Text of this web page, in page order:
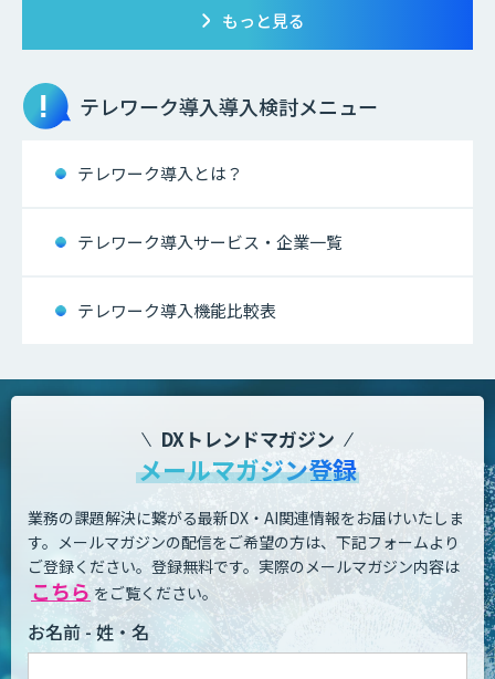
もっと見る
テレワーク導入導入検討メニュー
テレワーク導入とは？
テレワーク導入サービス・企業一覧
テレワーク導入機能比較表
DXトレンドマガジン
メールマガジン登録
業務の課題解決に繋がる最新DX・AI関連情報をお届けいたしま
す。 メールマガジンの配信をご希望の方は、下記フォームより
ご登録ください。登録無料です。 実際のメールマガジン内容は
こちら をご覧ください。
お名前 - 姓・名